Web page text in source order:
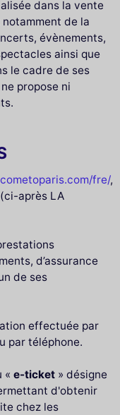
dans la vente
de la
évènements,
ainsi que
le cadre de ses
propose ni
fre/,
après LA
d’assurance
de ses
effectuée par
par téléphone.
« e-ticket » désigne
d'obtenir
chez les